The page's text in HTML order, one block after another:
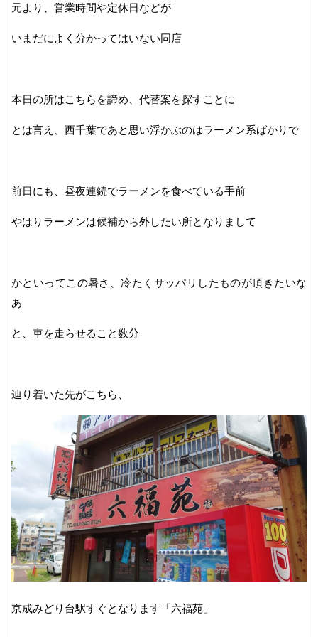
元より、営業時間や定休日などが
いまだによく分かってはいない同店
本日の所はこちらを諦め、代替案を探すことに
とは言え、西千葉であと思い浮かぶのはラーメン系ばかりで
前日にも、昼夜連続でラーメンを食べている手前
やはりラーメンは候補から外したい所となりまして
かといってこの暑さ、冷たくサッパリしたものが頂きたいな
あ
と、車を走らせること数分
辿り着いた先がこちら、
京成みどり台駅すぐとなります「六福苑」